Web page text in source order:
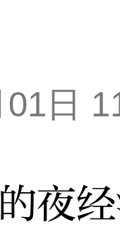
日
经